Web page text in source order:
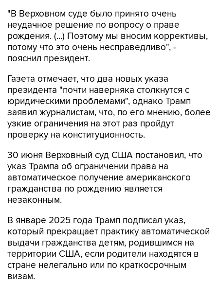
"В Верховном суде было принято очень
неудачное решение по вопросу о праве
рождения. (...) Поэтому мы вносим коррективы,
потому что это очень несправедливо", -
пояснил президент.
Газета отмечает, что два новых указа
президента "почти наверняка столкнутся с
юридическими проблемами", однако Трамп
заявил журналистам, что, по его мнению, более
узкие ограничения на этот раз пройдут
проверку на конституционность.
30 июня Верховный суд США постановил, что
указ Трампа об ограничении права на
автоматическое получение американского
гражданства по рождению является
незаконным.
В январе 2025 года Трамп подписал указ,
который прекращает практику автоматической
выдачи гражданства детям, родившимся на
территории США, если родители находятся в
стране нелегально или по краткосрочным
визам.